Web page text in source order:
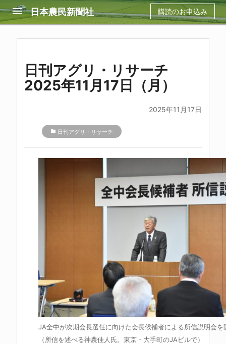
menu 日本農民新聞社 購読のお申込み
日刊アグリ・リサーチ
2025年11月17日（月）
2025年11月17日
folder 日刊アグリ・リサーチ
JA全中が次期会長選任に向けた会長候補者による所信説明会を
（所信を述べる神農佳人氏。東京・大手町のJAビルで）